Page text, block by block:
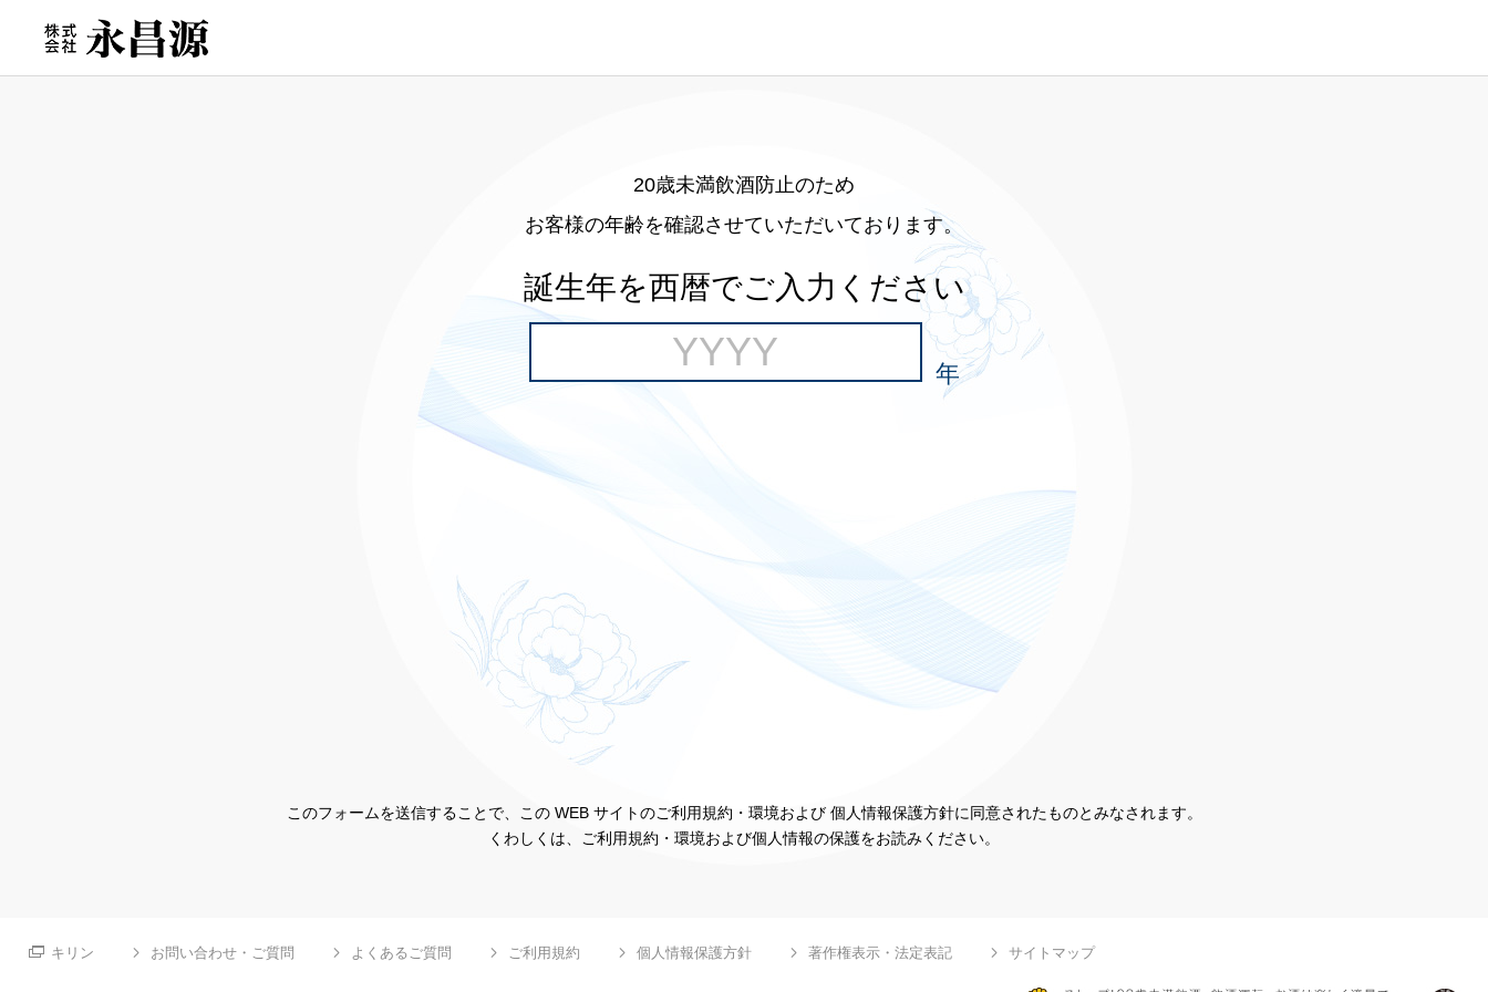
20歳未満飲酒防止のため
お客様の年齢を確認させていただいております。
誕生年を西暦でご入力ください
年
このフォームを送信することで、この WEB サイトのご利用規約・環境および 個人情報保護方針に同意されたものとみなされます。
くわしくは、ご利用規約・環境および個人情報の保護をお読みください。
キリン お問い合わせ・ご質問 よくあるご質問 ご利用規約 個人情報保護方針 著作権表示・法定表記 サイトマップ